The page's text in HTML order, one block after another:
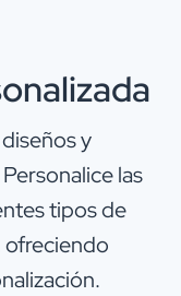
y
las
tipos de
ofreciendo